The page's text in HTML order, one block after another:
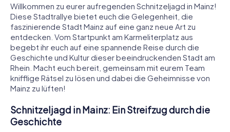
Willkommen zu eurer aufregenden Schnitzeljagd in Mainz!
Diese Stadtrallye bietet euch die Gelegenheit, die
faszinierende Stadt Mainz auf eine ganz neue Art zu
entdecken. Vom Startpunkt am Karmeliterplatz aus
begebt ihr euch auf eine spannende Reise durch die
Geschichte und Kultur dieser beeindruckenden Stadt am
Rhein. Macht euch bereit, gemeinsam mit eurem Team
knifflige Rätsel zu lösen und dabei die Geheimnisse von
Mainz zu lüften!
Schnitzeljagd in Mainz: Ein Streifzug durch die
Geschichte